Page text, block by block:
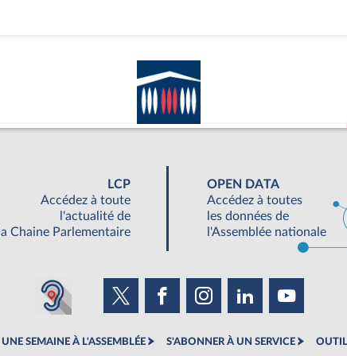
LCP
Accédez à toute
l'actualité de
la Chaine Parlementaire
OPEN DATA
Accédez à toutes
les données de
l'Assemblée nationale
UNE SEMAINE À L'ASSEMBLÉE S'ABONNER À UN SERVICE